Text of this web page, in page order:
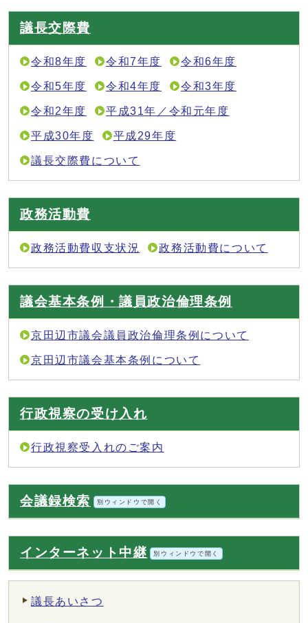
議長交際費
令和8年度 令和7年度 令和6年度
令和5年度 令和4年度 令和3年度
令和2年度 平成31年／令和元年度
平成30年度 平成29年度
議長交際費について
政務活動費
政務活動費収支状況 政務活動費について
議会基本条例・議員政治倫理条例
京田辺市議会議員政治倫理条例について
京田辺市議会基本条例について
行政視察の受け入れ
行政視察受入れのご案内
会議録検索 別ウィンドウで開く
インターネット中継 別ウィンドウで開く
議長あいさつ